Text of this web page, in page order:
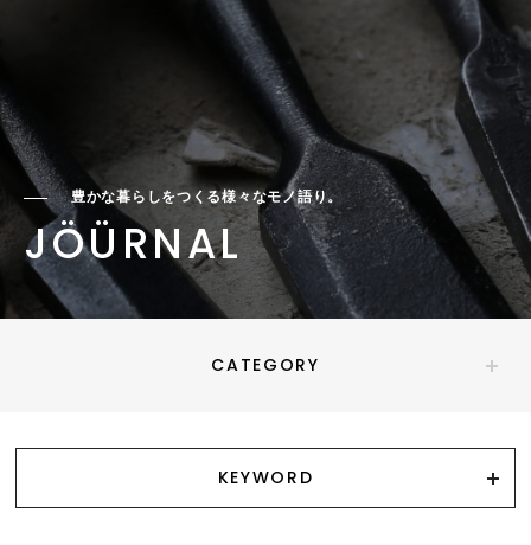
豊かな暮らしをつくる様々なモノ語り。
JÖÜRNAL
CATEGORY
KEYWORD